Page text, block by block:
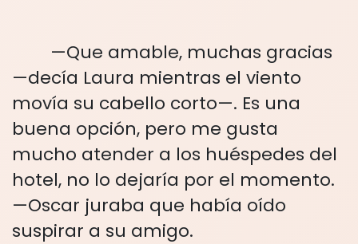
—Que amable, muchas gracias
—decía Laura mientras el viento
movía su cabello corto—. Es una
buena opción, pero me gusta
mucho atender a los huéspedes del
hotel, no lo dejaría por el momento.
—Oscar juraba que había oído
suspirar a su amigo.